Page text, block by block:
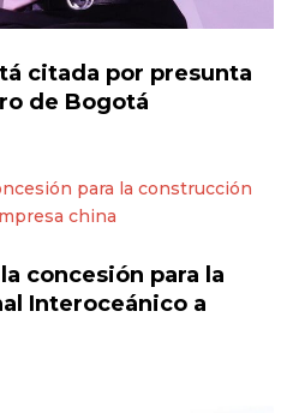
citada por presunta
de Bogotá
concesión para la
Interoceánico a